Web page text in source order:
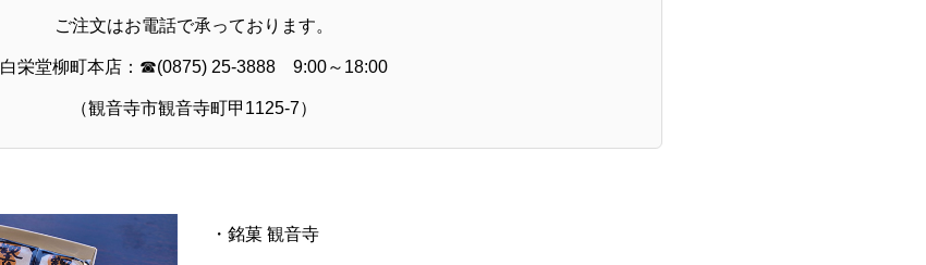
ご注文はお電話で承っております。
白栄堂柳町本店：☎(0875) 25-3888 9:00～18:00
（観音寺市観音寺町甲1125-7）
・銘菓 観音寺